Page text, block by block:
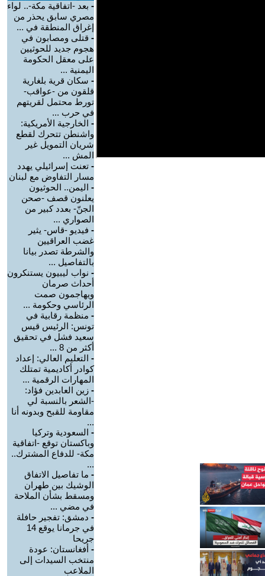
- بعد -اتفاقية مكة-.. لواء
مصري سابق يحذر من
إغراق المنطقة في ...
- قتلى ومصابون في
هجوم جديد للحوثيين
على معقل الحكومة
اليمنية ...
- سكان قرية بلغارية
قلقون من -عواقب-
تورط محتمل لقريتهم
في حرب ...
- الخارجية الأمريكية:
واشنطن تتحرك لقطع
شريان التمويل غير
المش ...
- تعنت إسرائيلي يهدد
مسار التفاوض مع لبنان
- اليمن.. الحوثيون
يعلنون قصف -صحن
الجنّ- بعدد كبير من
الصواري ...
- فيديو -قاس- يثير
غضب العراقيين
والشرطة تصدر بيانا
بالتفاصيل ...
- نواب ليبيون يستنكرون
أحداث صرمان
ويهاجمون صمت
الرئاسي وحكومة ...
- منظمة رقابية في
تونس: الرئيس قيس
سعيد فشل في تحقيق
أكثر من 8 ...
- التعليم العالي: إعداد
كوادر أكاديمية تمتلك
المهارات الرقمية ...
- زين العابدين فؤاد:
-الشعر بالنسبة لي
مقاومة للقبح وبدونه أنا
...
- السعودية وتركيا
وباكستان توقع -اتفاقية
مكة- للدفاع المشترك..
...
- ما تفاصيل الاتفاق
الوشيك بين طهران
ومسقط بشأن الملاحة
في مضي ...
- دمشق: تفجير حافلة
في جرمانا يوقع 14
جريحا
- أفغانستان: عودة
منتخب السيدات إلى
الملاعب